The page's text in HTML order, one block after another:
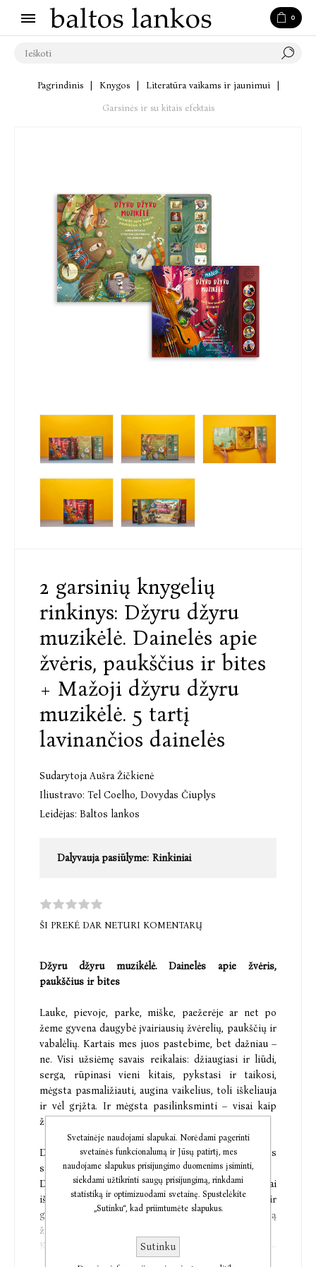
0
Pagrindinis Knygos Literatūra vaikams ir jaunimui
Garsinės ir su kitais efektais
2 garsinių knygelių
rinkinys: Džyru džyru
muzikėlė. Dainelės apie
žvėris, paukščius ir bites
+ Mažoji džyru džyru
muzikėlė. 5 tartį
lavinančios dainelės
Sudarytoja Aušra Žičkienė
Iliustravo: Tel Coelho, Dovydas Čiuplys
Leidėjas: Baltos lankos
Dalyvauja pasiūlyme: Rinkiniai
ŠI PREKĖ DAR NETURI KOMENTARŲ
Džyru džyru muzikėlė. Dainelės apie žvėris,
paukščius ir bites
Lauke, pievoje, parke, miške, paežerėje ar net po
žeme gyvena daugybė įvairiausių žvėrelių, paukščių ir
vabalėlių. Kartais mes juos pastebime, bet dažniau –
ne. Visi užsiėmę savais reikalais: džiaugiasi ir liūdi,
serga, rūpinasi vieni kitais, pykstasi ir taikosi,
mėgsta pasmaližiauti, augina vaikelius, toli iškeliauja
ir vėl grįžta. Ir mėgsta pasilinksminti – visai kaip
žmonės.
Dainuodami apie gyvūnus, vaikai daug apie juos
sužinos: kaip kuris atrodo, kaip elgiasi ir ką mėgsta.
Dainelių melodijos paprastos, nesunkiai
išmokstamos. Jose išgirsite ir gegutės kukavimą, ir
giedrą linksmybių nuotaiką, ir liūdną skundą šaltą
žiemos dieną.
Knygelėje rasite ir dvi senovines sutartines –
„Gegutė sode, sode kukavo“ ir „Skrido bitė, tatato“.
Svetainėje naudojami slapukai. Norėdami pagerinti
svetainės funkcionalumą ir Jūsų patirtį, mes
naudojame slapukus prisijungimo duomenims įsiminti,
siekdami užtikrinti saugų prisijungimą, rinkdami
statistiką ir optimizuodami svetainę. Spustelėkite
„Sutinku“, kad priimtumėte slapukus.
Sutinku